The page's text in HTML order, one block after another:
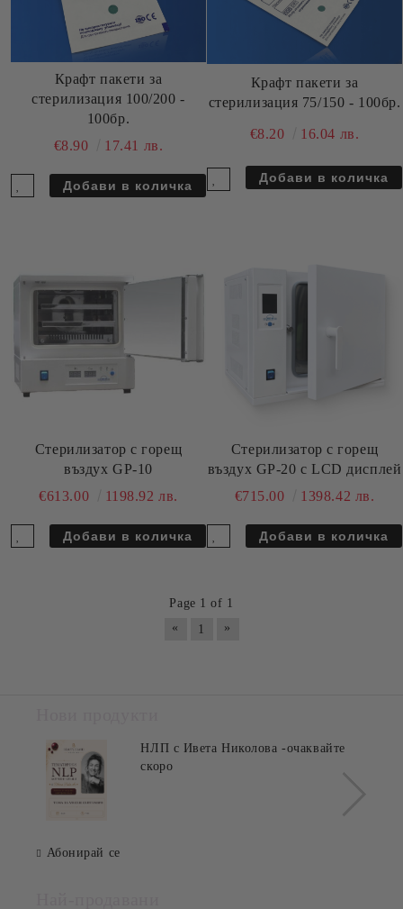
Крафт пакети за
стерилизация 100/200 -
100бр.
€8.90
17.41 лв.
Крафт пакети за
стерилизация 75/150 - 100бр.
€8.20 16.04 лв.
Стерилизатор с горещ
въздух GP-10
€613.00
1198.92 лв.
Стерилизатор с горещ
въздух GP-20 с LCD дисплей
€715.00
1398.42 лв.
Page 1 of 1
«
1 »
НЛП с Ивета Николова -очаквайте
скоро
Абонирай се